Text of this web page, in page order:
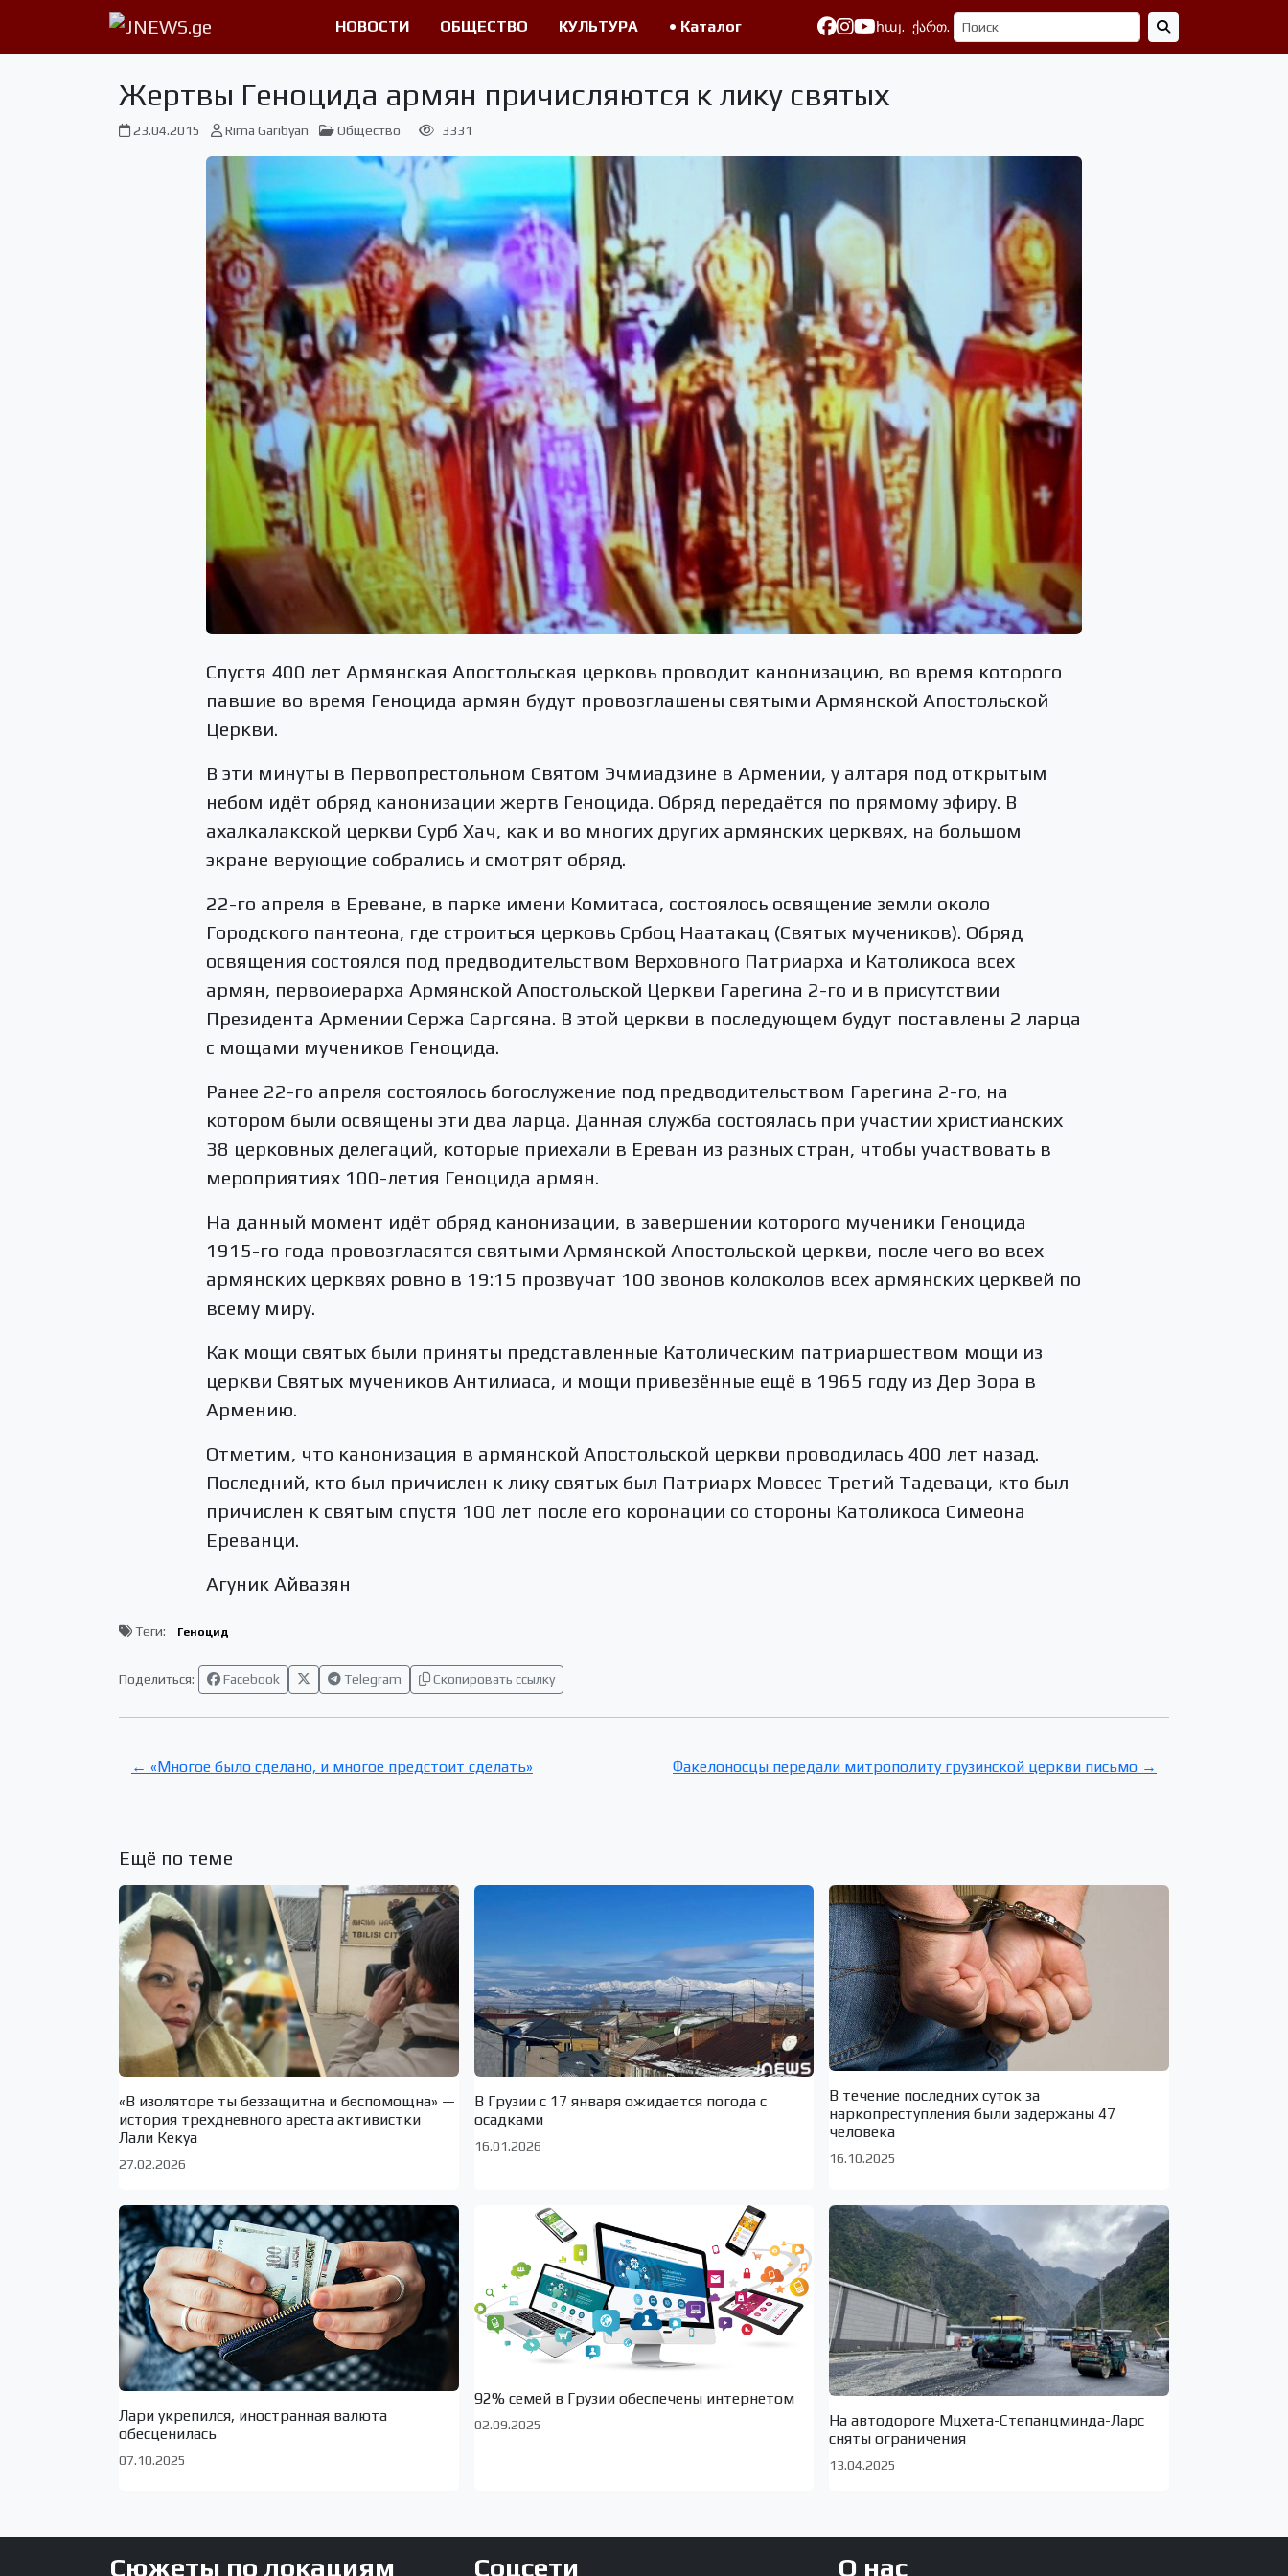
НОВОСТИ ОБЩЕСТВО КУЛЬТУРА • Каталог հայ. ქართ.
Жертвы Геноцида армян причисляются к лику святых
23.04.2015 Rima Garibyan Общество 3331
Спустя 400 лет Армянская Апостольская церковь проводит канонизацию, во время которого
павшие во время Геноцида армян будут провозглашены святыми Армянской Апостольской
Церкви.
В эти минуты в Первопрестольном Святом Эчмиадзине в Армении, у алтаря под открытым
небом идёт обряд канонизации жертв Геноцида. Обряд передаётся по прямому эфиру. В
ахалкалакской церкви Сурб Хач, как и во многих других армянских церквях, на большом
экране верующие собрались и смотрят обряд.
22-го апреля в Ереване, в парке имени Комитаса, состоялось освящение земли около
Городского пантеона, где строиться церковь Србоц Наатакац (Святых мучеников). Обряд
освящения состоялся под предводительством Верховного Патриарха и Католикоса всех
армян, первоиерарха Армянской Апостольской Церкви Гарегина 2-го и в присутствии
Президента Армении Сержа Саргсяна. В этой церкви в последующем будут поставлены 2 ларца
с мощами мучеников Геноцида.
Ранее 22-го апреля состоялось богослужение под предводительством Гарегина 2-го, на
котором были освящены эти два ларца. Данная служба состоялась при участии христианских
38 церковных делегаций, которые приехали в Ереван из разных стран, чтобы участвовать в
мероприятиях 100-летия Геноцида армян.
На данный момент идёт обряд канонизации, в завершении которого мученики Геноцида
1915-го года провозгласятся святыми Армянской Апостольской церкви, после чего во всех
армянских церквях ровно в 19:15 прозвучат 100 звонов колоколов всех армянских церквей по
всему миру.
Как мощи святых были приняты представленные Католическим патриаршеством мощи из
церкви Святых мучеников Антилиаса, и мощи привезённые ещё в 1965 году из Дер Зора в
Армению.
Отметим, что канонизация в армянской Апостольской церкви проводилась 400 лет назад.
Последний, кто был причислен к лику святых был Патриарх Мовсес Третий Тадеваци, кто был
причислен к святым спустя 100 лет после его коронации со стороны Католикоса Симеона
Ереванци.
Агуник Айвазян
Теги: Геноцид
Поделиться: Facebook Telegram Скопировать ссылку
← «Многое было сделано, и многое предстоит сделать» Факелоносцы передали митрополиту грузинской церкви письмо →
Ещё по теме
«В изоляторе ты беззащитна и беспомощна» —
история трехдневного ареста активистки
Лали Кекуа
27.02.2026
В Грузии с 17 января ожидается погода с
осадками
16.01.2026
В течение последних суток за
наркопреступления были задержаны 47
человека
16.10.2025
Лари укрепился, иностранная валюта
обесценилась
07.10.2025
92% семей в Грузии обеспечены интернетом
02.09.2025
На автодороге Мцхета-Степанцминда-Ларс
сняты ограничения
13.04.2025
Сюжеты по локациям Соцсети О нас